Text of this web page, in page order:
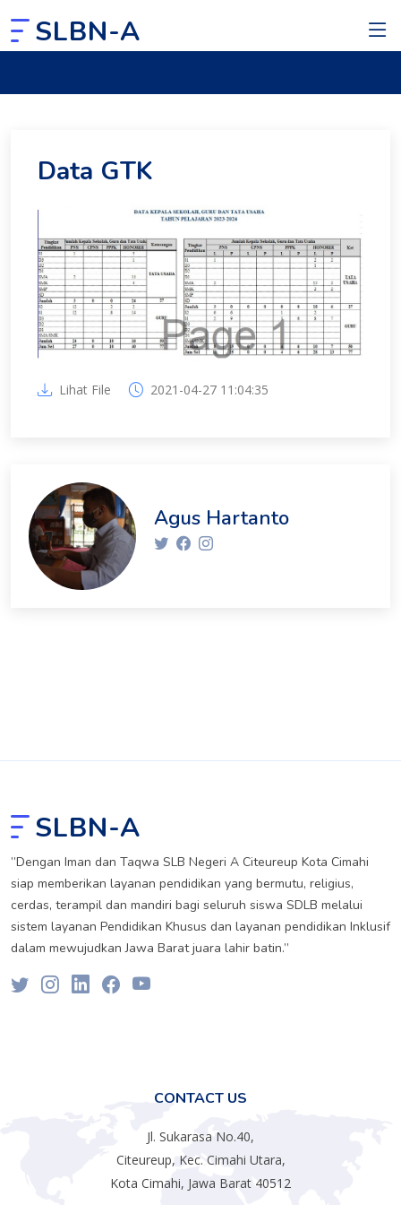
SLBN-A
Data GTK
Lihat File 2021-04-27 11:04:35
Agus Hartanto
SLBN-A
”Dengan Iman dan Taqwa SLB Negeri A Citeureup Kota Cimahi
siap memberikan layanan pendidikan yang bermutu, religius,
cerdas, terampil dan mandiri bagi seluruh siswa SDLB melalui
sistem layanan Pendidikan Khusus dan layanan pendidikan Inklusif
dalam mewujudkan Jawa Barat juara lahir batin.”
CONTACT US
Jl. Sukarasa No.40,
Citeureup, Kec. Cimahi Utara,
Kota Cimahi, Jawa Barat 40512